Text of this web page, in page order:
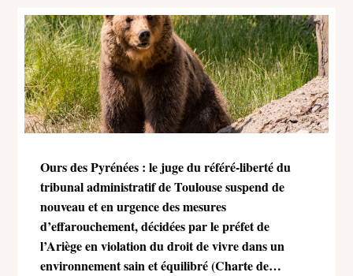
Ours des Pyrénées : le juge du référé-liberté du
tribunal administratif de Toulouse suspend de
nouveau et en urgence des mesures
d’effarouchement, décidées par le préfet de
l’Ariège en violation du droit de vivre dans un
environnement sain et équilibré (Charte de